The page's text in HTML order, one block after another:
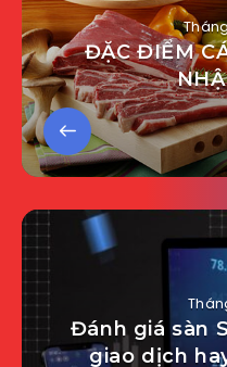
ĐẶC ĐIỂM
Đánh giá sàn
giao dịch